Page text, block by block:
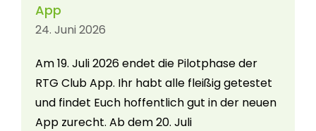
App
24. Juni 2026
Am 19. Juli 2026 endet die Pilotphase der
RTG Club App. Ihr habt alle fleißig getestet
und findet Euch hoffentlich gut in der neuen
App zurecht. Ab dem 20. Juli